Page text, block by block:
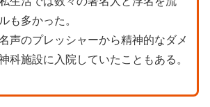
も多かった。
声のプレッシャーから精神的なダメ
科施設に入院していたこともある。